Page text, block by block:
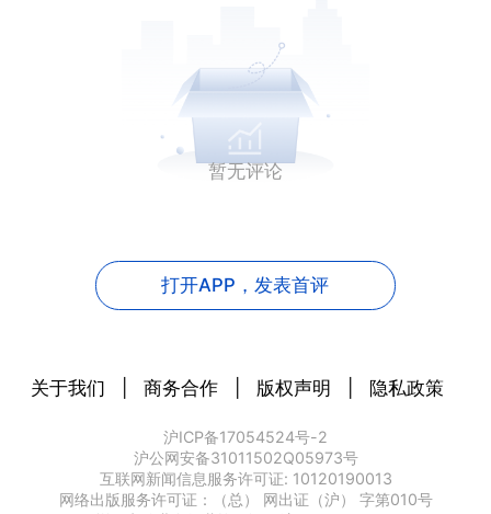
暂无评论
打开APP， 发表首评
关于我们 商务合作 版权声明 隐私政策
沪ICP备17054524号-2
沪公网安备31011502Q05973号
互联网新闻信息服务许可证: 10120190013
网络出版服务许可证：（总） 网出证（沪） 字第010号